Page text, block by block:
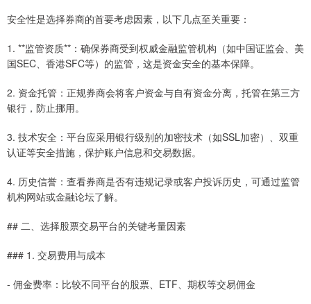
安全性是选择券商的首要考虑因素，以下几点至关重要：
1. **监管资质**：确保券商受到权威金融监管机构（如中国证监会、美
国SEC、香港SFC等）的监管，这是资金安全的基本保障。
2. 资金托管：正规券商会将客户资金与自有资金分离，托管在第三方
银行，防止挪用。
3. 技术安全：平台应采用银行级别的加密技术（如SSL加密）、双重
认证等安全措施，保护账户信息和交易数据。
4. 历史信誉：查看券商是否有违规记录或客户投诉历史，可通过监管
机构网站或金融论坛了解。
## 二、选择股票交易平台的关键考量因素
### 1. 交易费用与成本
- 佣金费率：比较不同平台的股票、ETF、期权等交易佣金